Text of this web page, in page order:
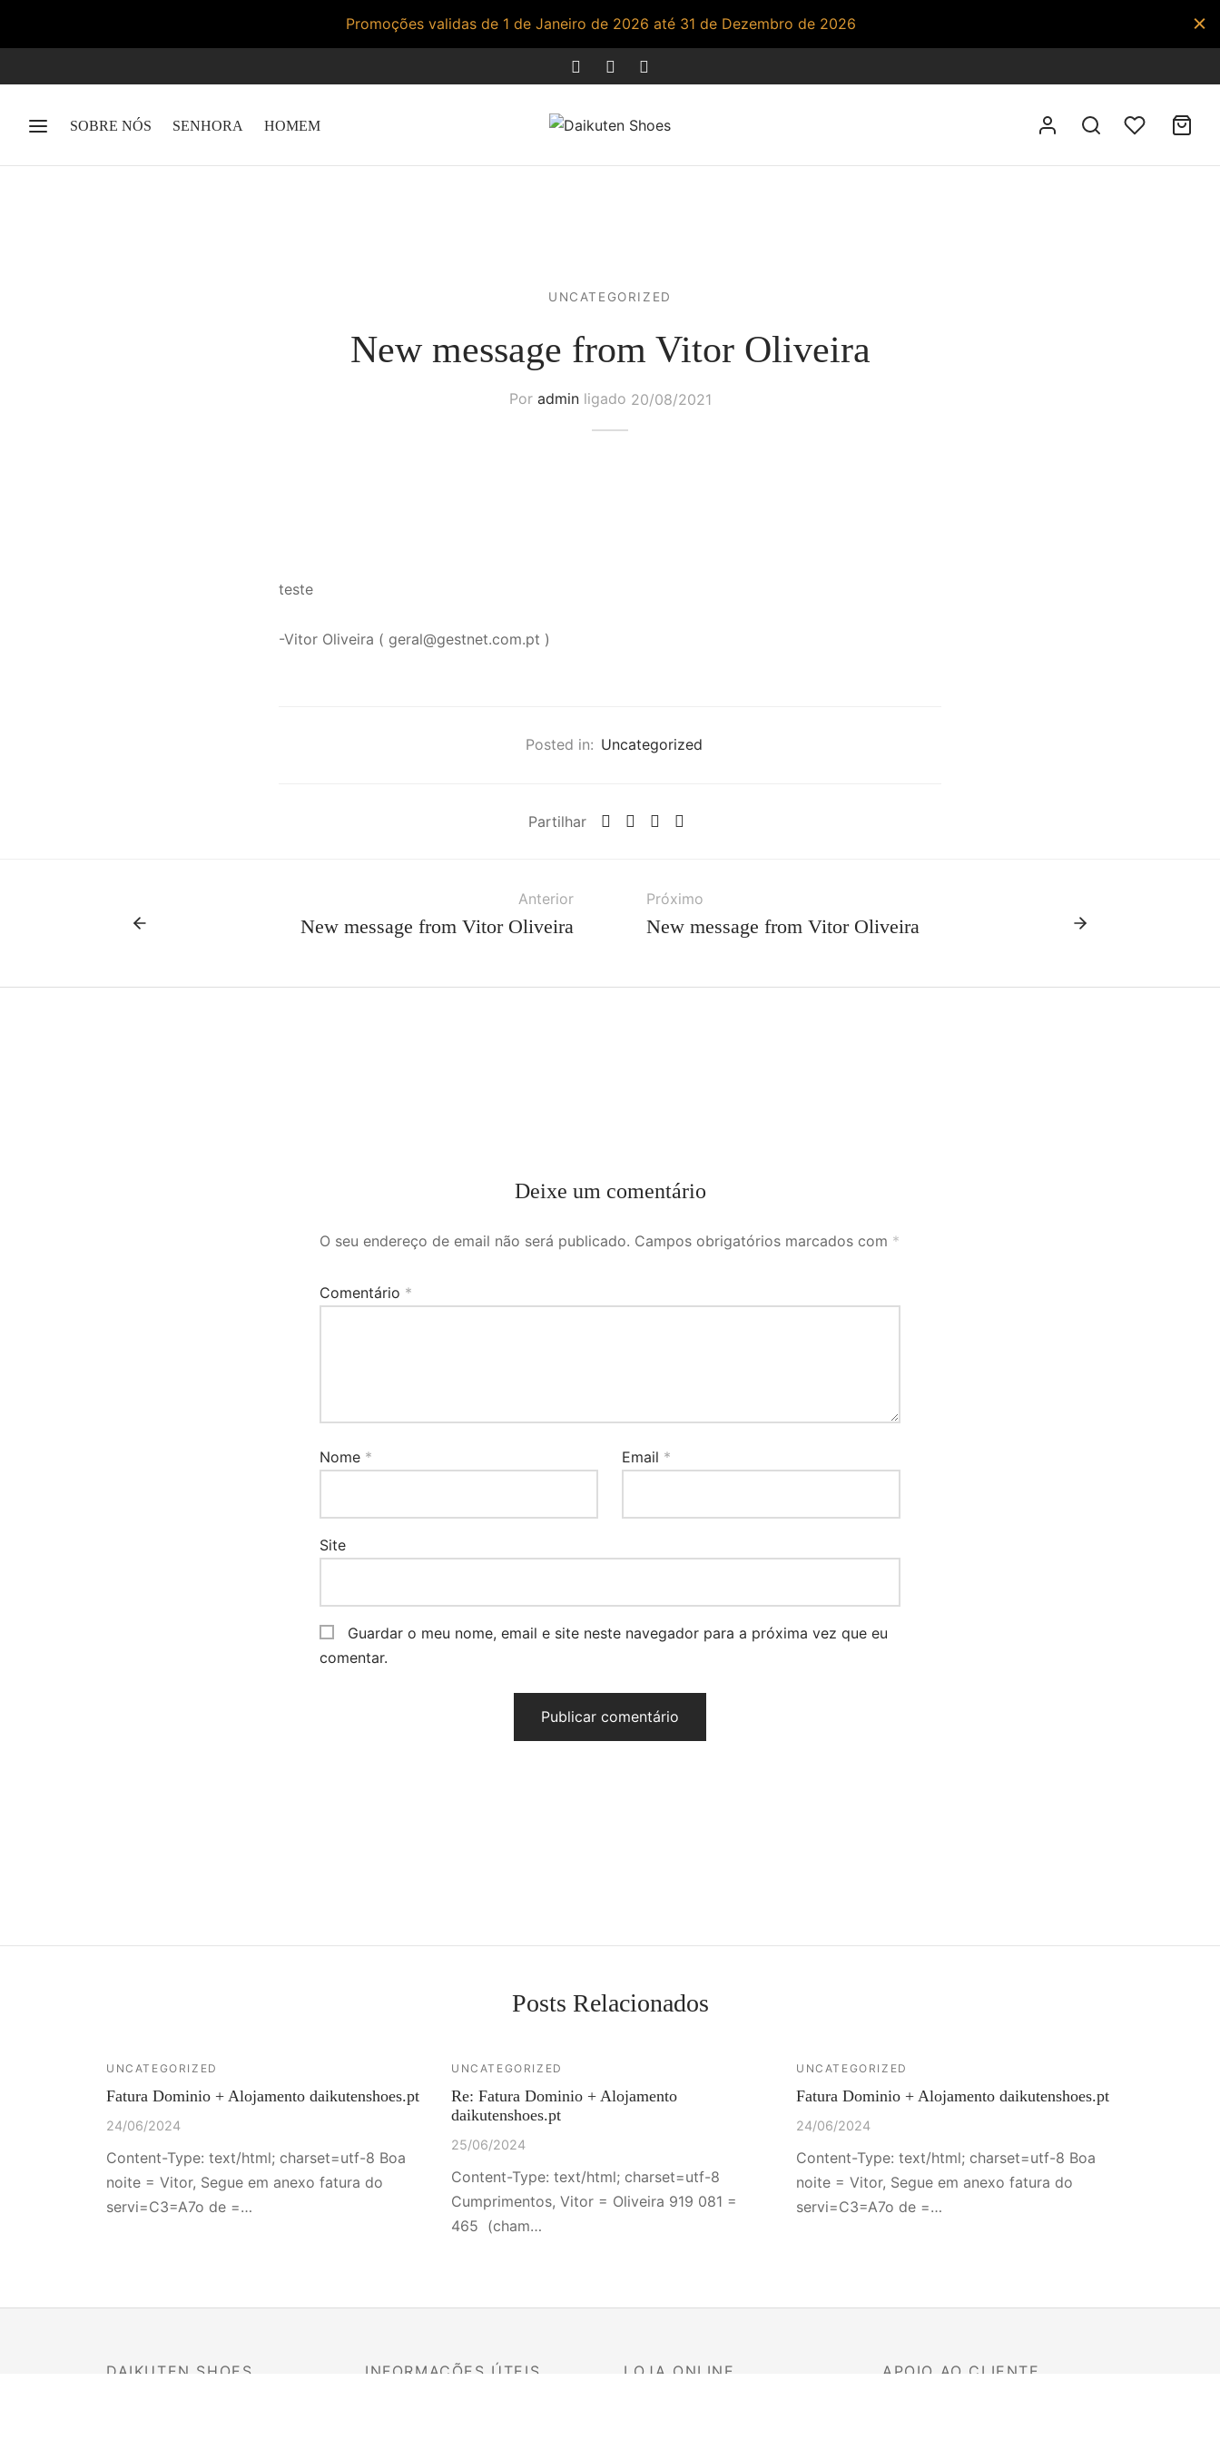
Promoções validas de 1 de Janeiro de 2026 até 31 de Dezembro de 2026
SOBRE NÓS SENHORA HOMEM
UNCATEGORIZED
New message from Vitor Oliveira
Por adminligado 20/08/2021
teste
-Vitor Oliveira ( geral@gestnet.com.pt )
Posted in: Uncategorized
Partilhar
Anterior
New message from Vitor Oliveira
Próximo
New message from Vitor Oliveira
Deixe um comentário
O seu endereço de email não será publicado. Campos obrigatórios marcados com *
Comentário *
Nome * Email *
Site
Guardar o meu nome, email e site neste navegador para a próxima vez que eu
comentar.
Posts Relacionados
UNCATEGORIZED
Fatura Dominio + Alojamento daikutenshoes.pt
24/06/2024
Content-Type: text/html; charset=utf-8 Boa
noite = Vitor, Segue em anexo fatura do
servi=C3=A7o de =…
UNCATEGORIZED
Re: Fatura Dominio + Alojamento
daikutenshoes.pt
25/06/2024
Content-Type: text/html; charset=utf-8
Cumprimentos, Vitor = Oliveira 919 081 =
465 (cham…
UNCATEGORIZED
Fatura Dominio + Alojamento daikutenshoes.pt
24/06/2024
Content-Type: text/html; charset=utf-8 Boa
noite = Vitor, Segue em anexo fatura do
servi=C3=A7o de =…
DAIKUTEN SHOES INFORMAÇÕES ÚTEIS LOJA ONLINE APOIO AO CLIENTE